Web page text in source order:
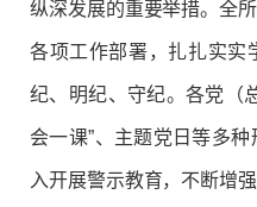
纵深发展的重要举措。全
各项工作部署，扎扎实实
纪、明纪、守纪。各党（
会一课”、主题党日等多
入开展警示教育，不断增